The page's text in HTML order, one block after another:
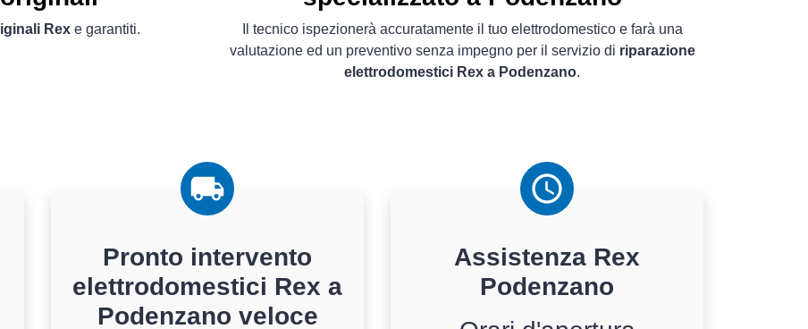
Rexe garantiti.
Il tecnico ispezionerà accuratamente il tuo elettrodomestico e farà una
valutazione ed un preventivo senza impegno per il servizio di riparazione
elettrodomestici Rex a Podenzano.
Pronto intervento
elettrodomestici Rex a
Podenzano veloce
Assistenza Rex
Podenzano